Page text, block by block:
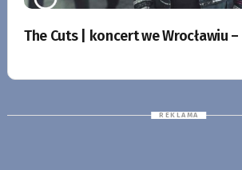
The Cuts | koncert we Wrocławiu